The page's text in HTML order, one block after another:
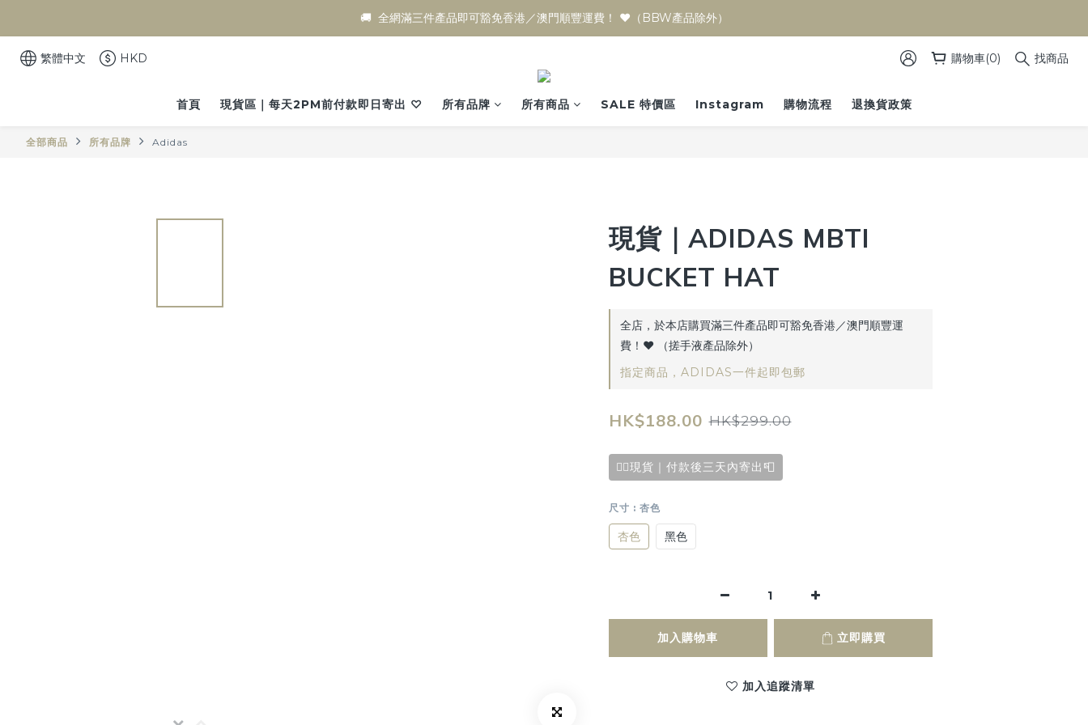
🚚  全網滿三件產品即可豁免香港／澳門順豐運費！ ♥️（BBW產品除外）
繁體中文 HKD 購物車(0) 找商品
首頁 現貨區｜每天2PM前付款即日寄出 ♡ 所有品牌 所有商品 SALE 特價區 Instagram 購物流程 退換貨政策
全部商品 所有品牌 Adidas
現貨｜ADIDAS MBTI
BUCKET HAT
全店，於本店購買滿三件產品即可豁免香港／澳門順豐運
費！♥️ （搓手液產品除外）
指定商品，ADIDAS一件起即包郵
HK$188.00 HK$299.00
✌🏻現貨｜付款後三天內寄出📮
尺寸 : 杏色
杏色 黑色
加入購物車 立即購買
加入追蹤清單